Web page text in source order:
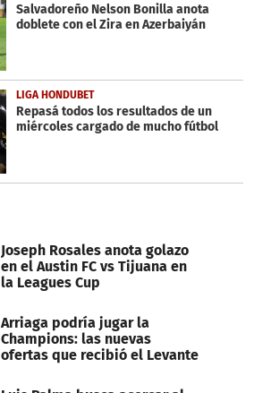
Salvadoreño Nelson Bonilla anota
doblete con el Zira en Azerbaiyán
LIGA HONDUBET
Repasá todos los resultados de un
miércoles cargado de mucho fútbol
Joseph Rosales anota golazo
en el Austin FC vs Tijuana en
la Leagues Cup
Arriaga podría jugar la
Champions: las nuevas
ofertas que recibió el Levante